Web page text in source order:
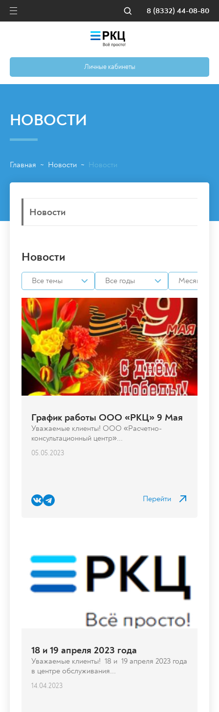
8 (8332) 44-08-80
Личные кабинеты
НОВОСТИ
Главная ~ Новости ~ Новости
Новости
Новости
График работы ООО «РКЦ» 9 Мая
Уважаемые клиенты! ООО «Расчетно-
консультационный центр»...
05.05.2023
Перейти
18 и 19 апреля 2023 года
Уважаемые клиенты! 18 и 19 апреля 2023 года
в центре обслуживания...
14.04.2023